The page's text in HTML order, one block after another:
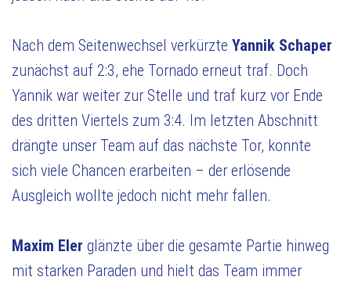
Nach dem Seitenwechsel verkürzte Yannik Schaper
zunächst auf 2:3, ehe Tornado erneut traf. Doch
Yannik war weiter zur Stelle und traf kurz vor Ende
des dritten Viertels zum 3:4. Im letzten Abschnitt
drängte unser Team auf das nächste Tor, konnte
sich viele Chancen erarbeiten – der erlösende
Ausgleich wollte jedoch nicht mehr fallen.
Maxim Eler glänzte über die gesamte Partie hinweg
mit starken Paraden und hielt das Team immer